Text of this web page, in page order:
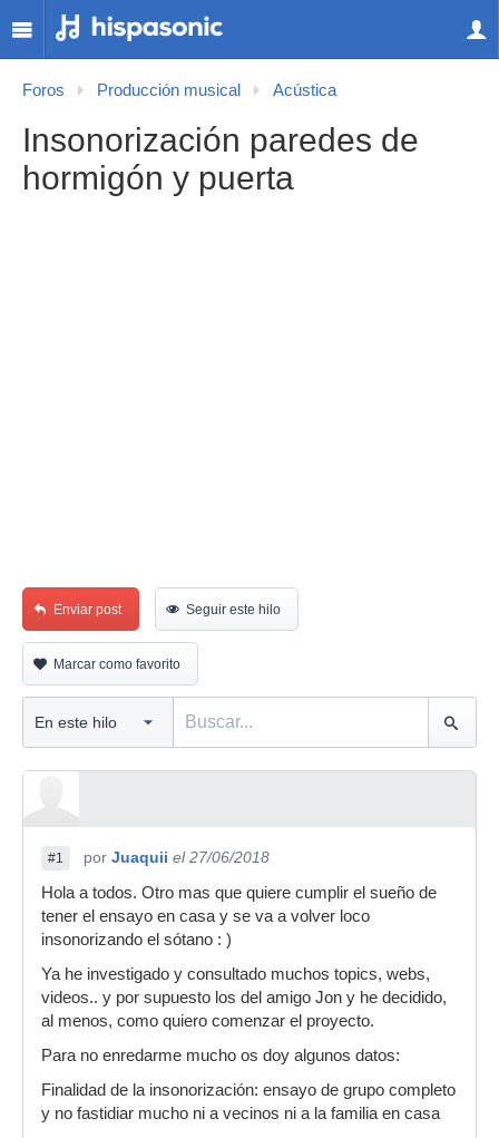
Foros Producción musical Acústica
Insonorización paredes de
hormigón y puerta
Enviar post Seguir este hilo
Marcar como favorito
#1 por Juaquii el 27/06/2018
Hola a todos. Otro mas que quiere cumplir el sueño de
tener el ensayo en casa y se va a volver loco
insonorizando el sótano : )
Ya he investigado y consultado muchos topics, webs,
videos.. y por supuesto los del amigo Jon y he decidido,
al menos, como quiero comenzar el proyecto.
Para no enredarme mucho os doy algunos datos:
Finalidad de la insonorización: ensayo de grupo completo
y no fastidiar mucho ni a vecinos ni a la familia en casa